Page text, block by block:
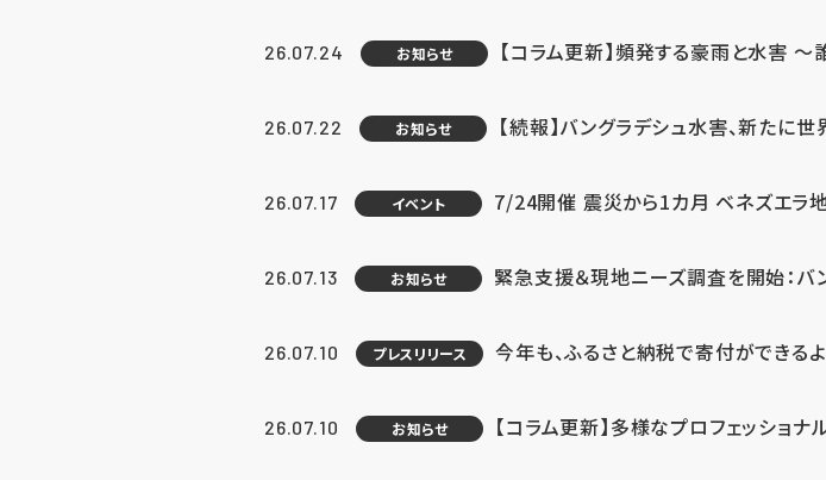
26.07.24 お知らせ 【コラム更新】頻発する豪雨と水害
26.07.22 お知らせ 【続報】バングラデシュ水害、新た
26.07.17 イベント 7/24開催 震災から1カ月 ベネズエラ
26.07.13 お知らせ 緊急支援＆現地ニーズ調査を開始：バ
26.07.10 プレスリリース 今年も、ふるさと納税で寄付ができる
26.07.10 お知らせ 【コラム更新】多様なプロフェッショナ